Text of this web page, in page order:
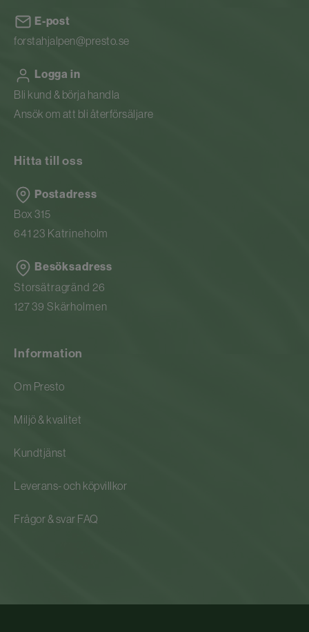
E-post
forstahjalpen@presto.se
Logga in
Bli kund & börja handla
Ansök om att bli återförsäljare
Hitta till oss
Postadress
Box 315
641 23 Katrineholm
Besöksadress
Storsätragränd 26
127 39 Skärholmen
Information
Om Presto
Miljö & kvalitet
Kundtjänst
Leverans- och köpvillkor
Frågor & svar FAQ